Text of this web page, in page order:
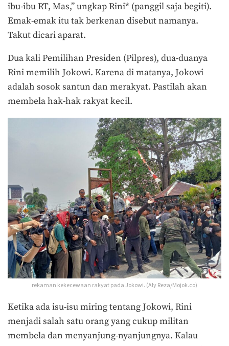
ibu-ibu RT, Mas,” ungkap Rini* (panggil saja begiti).
Emak-emak itu tak berkenan disebut namanya.
Takut dicari aparat.
Dua kali Pemilihan Presiden (Pilpres), dua-duanya
Rini memilih Jokowi. Karena di matanya, Jokowi
adalah sosok santun dan merakyat. Pastilah akan
membela hak-hak rakyat kecil.
rekaman kekecewaan rakyat pada Jokowi. (Aly Reza/Mojok.co)
Ketika ada isu-isu miring tentang Jokowi, Rini
menjadi salah satu orang yang cukup militan
membela dan menyanjung-nyanjungnya. Kalau